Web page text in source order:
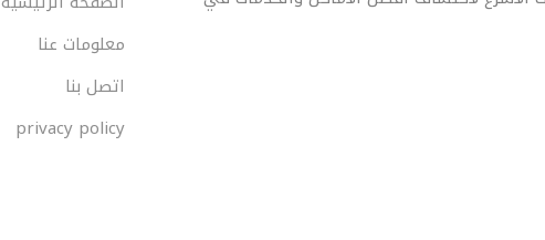
معلومات عنا
اتصل بنا
privacy policy